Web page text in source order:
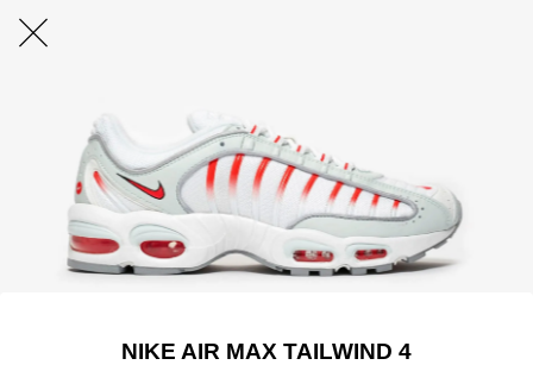
NIKE AIR MAX TAILWIND 4